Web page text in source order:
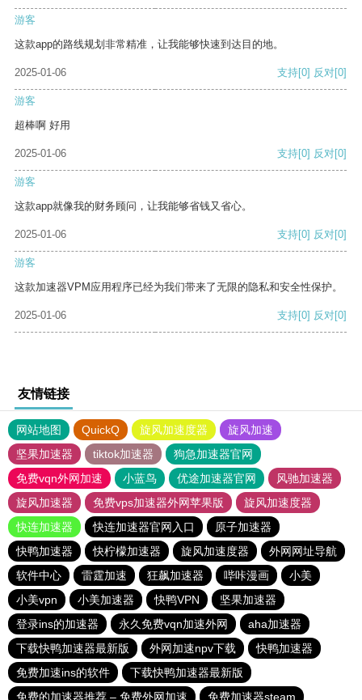
游客
这款app的路线规划非常精准，让我能够快速到达目的地。
2025-01-06 支持[0] 反对[0]
游客
超棒啊 好用
2025-01-06 支持[0] 反对[0]
游客
这款app就像我的财务顾问，让我能够省钱又省心。
2025-01-06 支持[0] 反对[0]
游客
这款加速器VPM应用程序已经为我们带来了无限的隐私和安全性保护。
2025-01-06 支持[0] 反对[0]
友情链接
网站地图 QuickQ 旋风加速度器
旋风加速
坚果加速器
tiktok加速器
狗急加速器官网
免费vqn外网加速
小蓝鸟 优途加速器官网
风驰加速器
旋风加速器
免费vps加速器外网苹果版
旋风加速度器
快连加速器
快连加速器官网入口
原子加速器
快鸭加速器
快柠檬加速器 旋风加速度器
外网网址导航
软件中心
雷霆加速 狂飙加速器 哔咔漫画
小美
小美vpn
小美加速器 快鸭VPN
坚果加速器
登录ins的加速器
永久免费vqn加速外网
aha加速器
下载快鸭加速器最新版
外网加速npv下载
快鸭加速器
免费加速ins的软件
下载快鸭加速器最新版
免费的加速器推荐 – 免费外网加速
免费加速器steam